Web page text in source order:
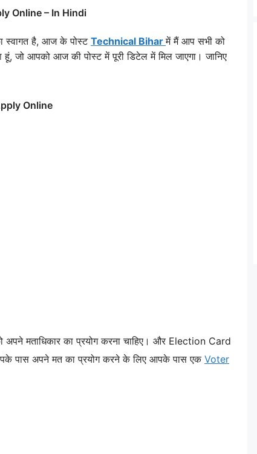
Online – In Hindi
स्वागत है, आज के पोस्ट Technical Biharमें मैं आप सभी को
हूं, जो आपको आज की पोस्ट में पूरी डिटेल में मिल जाएगा। जानिए
Online
अपने मताधिकार का प्रयोग करना चाहिए। और Election Card
पास अपने मत का प्रयोग करने के लिए आपके पास एकVoter